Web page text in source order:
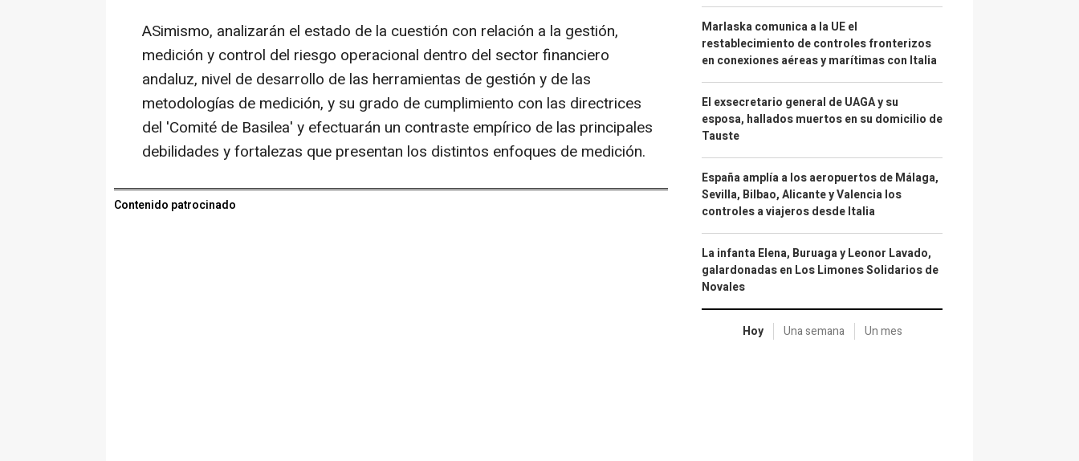
ASimismo, analizarán el estado de la cuestión con relación a la gestión,
medición y control del riesgo operacional dentro del sector financiero
andaluz, nivel de desarrollo de las herramientas de gestión y de las
metodologías de medición, y su grado de cumplimiento con las directrices
del 'Comité de Basilea' y efectuarán un contraste empírico de las principales
debilidades y fortalezas que presentan los distintos enfoques de medición.
Contenido patrocinado
Marlaska comunica a la UE el
restablecimiento de controles fronterizos
en conexiones aéreas y marítimas con Italia
El exsecretario general de UAGA y su
esposa, hallados muertos en su domicilio de
Tauste
España amplía a los aeropuertos de Málaga,
Sevilla, Bilbao, Alicante y Valencia los
controles a viajeros desde Italia
La infanta Elena, Buruaga y Leonor Lavado,
galardonadas en Los Limones Solidarios de
Novales
Hoy Una semana Un mes